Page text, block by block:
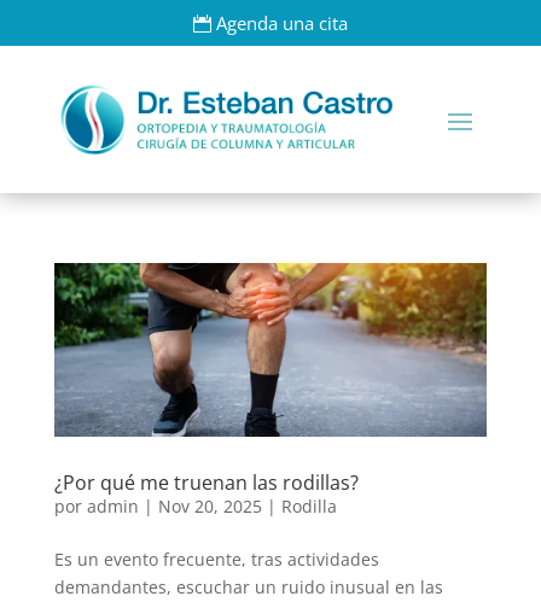
Agenda una cita
¿Por qué me truenan las rodillas?
por admin | Nov 20, 2025| Rodilla
Es un evento frecuente, tras actividades
demandantes, escuchar un ruido inusual en las